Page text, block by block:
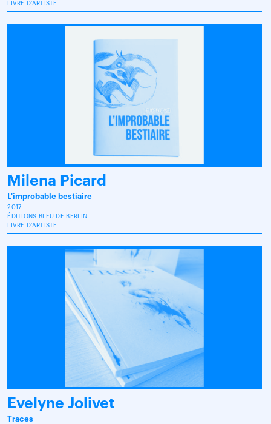
LIVRE D'ARTISTE
Milena Picard
L'improbable bestiaire
2017
ÉDITIONS BLEU DE BERLIN
LIVRE D'ARTISTE
Evelyne Jolivet
Traces